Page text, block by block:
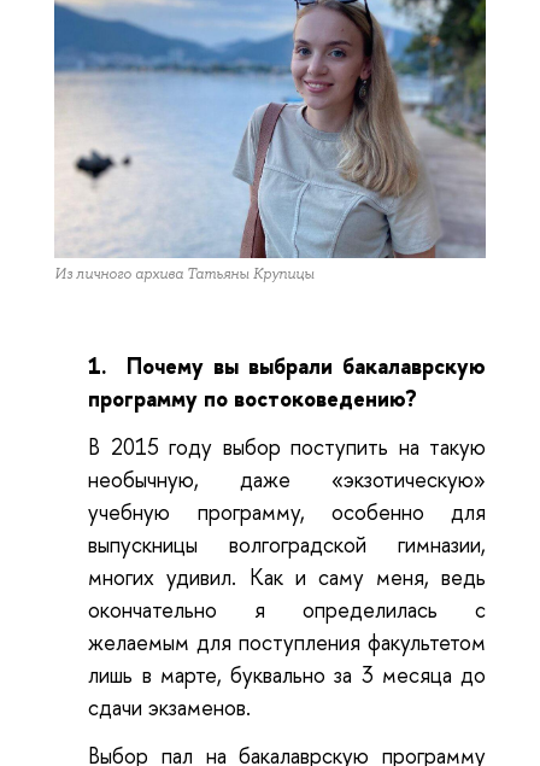
Из личного архива Татьяны Крупицы
1. Почему вы выбрали бакалаврскую
программу по востоковедению?
В 2015 году выбор поступить на такую
необычную, даже «экзотическую»
учебную программу, особенно для
выпускницы волгоградской гимназии,
многих удивил. Как и саму меня, ведь
окончательно я определилась с
желаемым для поступления факультетом
лишь в марте, буквально за 3 месяца до
сдачи экзаменов.
Выбор пал на бакалаврскую программу